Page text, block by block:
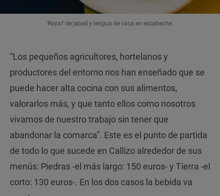
'Royal' de jabalí y lengua de vaca en escabeche.
“Los pequeños agricultores, hortelanos y
productores del entorno nos han enseñado que se
puede hacer alta cocina con sus alimentos,
valorarlos más, y que tanto ellos como nosotros
vivamos de nuestro trabajo sin tener que
abandonar la comarca”. Este es el punto de partida
de todo lo que sucede en Callizo alrededor de sus
menús: Piedras -el más largo: 150 euros- y Tierra -el
corto: 130 euros-. En los dos casos la bebida va